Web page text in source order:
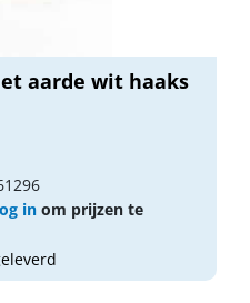
aarde wit haaks
in om prijzen te